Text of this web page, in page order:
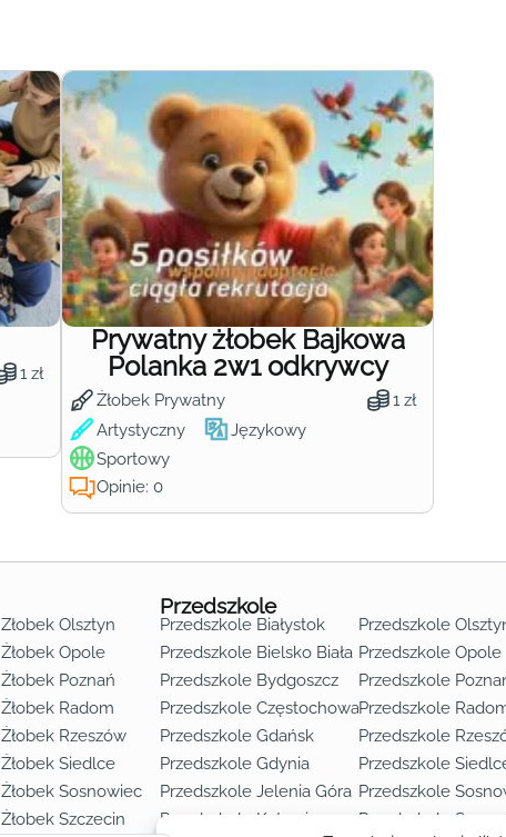
1 zł
Prywatny żłobek Bajkowa
Polanka 2w1 odkrywcy
Żłobek Prywatny 1 zł
Artystyczny
Językowy
Sportowy
Opinie: 0
Żłobek Olsztyn
Żłobek Opole
Żłobek Poznań
Żłobek Radom
Żłobek Rzeszów
Żłobek Siedlce
Żłobek Sosnowiec
Żłobek Szczecin
Przedszkole
Przedszkole Białystok
Przedszkole Bielsko Biała
Przedszkole Bydgoszcz
Przedszkole Częstochowa
Przedszkole Gdańsk
Przedszkole Gdynia
Przedszkole Jelenia Góra
Przedszkole Katowice
Przedszkole
Przedszkole Opole
Przedszkole
Przedszkole
Przedszkole
Przedszkole
Przedszkole
Przedszkole